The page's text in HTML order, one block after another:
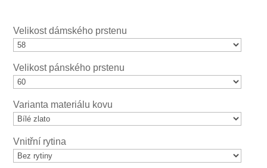
Velikost dámského prstenu
Velikost pánského prstenu
Varianta materiálu kovu
Vnitřní rytina